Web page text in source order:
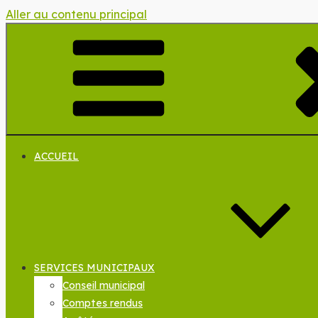
Aller au contenu principal
ACCUEIL
SERVICES MUNICIPAUX
Conseil municipal
Comptes rendus